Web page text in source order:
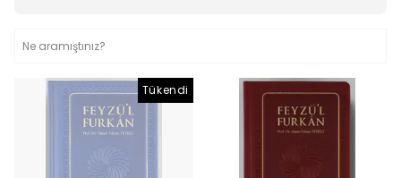
Tükendi